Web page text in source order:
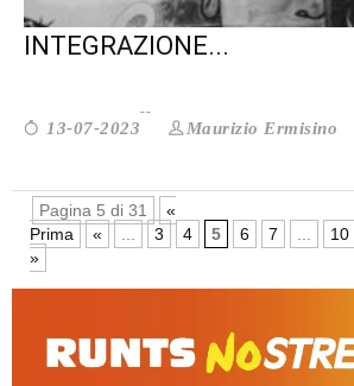
I SENZA NOME: LAMPEDUSA,
INTEGRAZIONE...
13-07-2023 Maurizio Ermisino
Pagina 5 di 31
«
Prima
« 3 4 5 6 7 10
»